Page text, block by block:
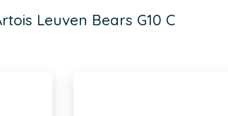
Leuven Bears G10 C